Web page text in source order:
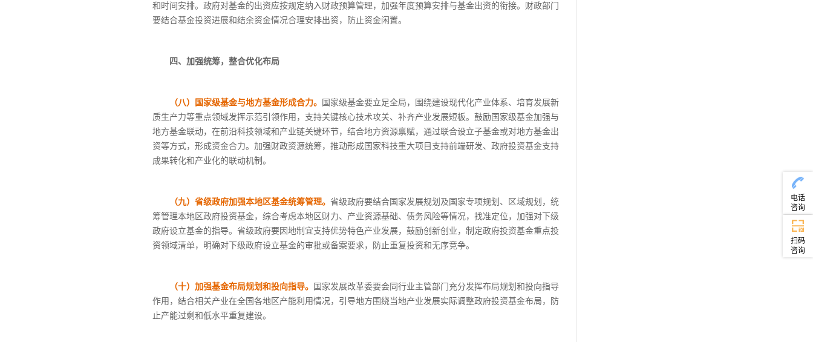
和时间安排。政府对基金的出资应按规定纳入财政预算管理，加强年度预算安排与基金出资的衔接。财政部门
要结合基金投资进展和结余资金情况合理安排出资，防止资金闲置。
四、加强统筹，整合优化布局
（八）国家级基金与地方基金形成合力。
国家级基金要立足全局，围绕建设现代化产业体系、培育发展新
质生产力等重点领域发挥示范引领作用，支持关键核心技术攻关、补齐产业发展短板。鼓励国家级基金加强与
地方基金联动，在前沿科技领域和产业链关键环节，结合地方资源禀赋，通过联合设立子基金或对地方基金出
资等方式，形成资金合力。加强财政资源统筹，推动形成国家科技重大项目支持前端研发、政府投资基金支持
成果转化和产业化的联动机制。
（九）省级政府加强本地区基金统筹管理。 省级政府要结合国家发展规划及国家专项规划、区域规划，统
筹管理本地区政府投资基金，综合考虑本地区财力、产业资源基础、债务风险等情况，找准定位，加强对下级
政府设立基金的指导。省级政府要因地制宜支持优势特色产业发展，鼓励创新创业，制定政府投资基金重点投
资领域清单，明确对下级政府设立基金的审批或备案要求，防止重复投资和无序竞争。
（十）加强基金布局规划和投向指导。
国家发展改革委要会同行业主管部门充分发挥布局规划和投向指导
作用，结合相关产业在全国各地区产能利用情况，引导地方围绕当地产业发展实际调整政府投资基金布局，防
止产能过剩和低水平重复建设。
电话
咨询
扫码
咨询